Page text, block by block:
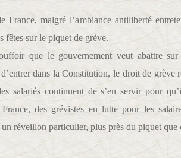
France, malgré l’ambiance antiliberté
fêtes sur le piquet de grève.
que le gouvernement veut abattre
d’entrer dans la Constitution, le droit de grève
salariés continuent de s’en servir pour
des grévistes en lutte pour les
un réveillon particulier, plus près du piquet que